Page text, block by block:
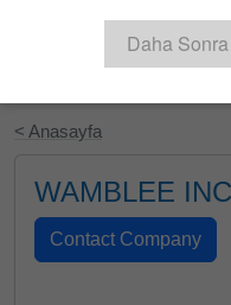
< Anasayfa
WAMBLEE
Daha Sonra